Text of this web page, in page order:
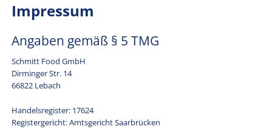
Impressum
Angaben gemäß § 5 TMG
Schmitt Food GmbH
Dirminger Str. 14
66822 Lebach
Handelsregister: 17624
Registergericht: Amtsgericht Saarbrücken